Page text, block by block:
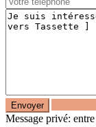
Message privé: